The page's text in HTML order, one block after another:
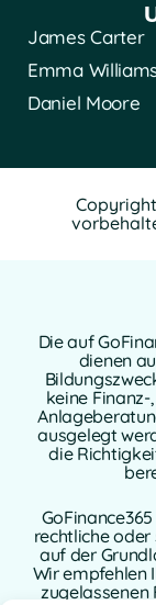
James Carter
Emma
Daniel Moore
Die auf
dienen
keine
ausgelegt
die
rechtliche oder
auf der
Wir empfehlen
zugelassenen